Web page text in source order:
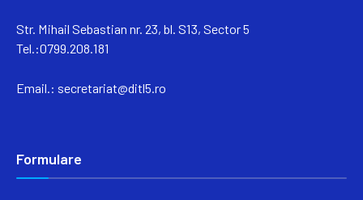
Str. Mihail Sebastian nr. 23, bl. S13, Sector 5
Tel.:0799.208.181
Email.: secretariat@ditl5.ro
Formulare